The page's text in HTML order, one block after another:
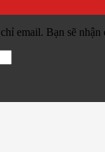
email. Bạn sẽ